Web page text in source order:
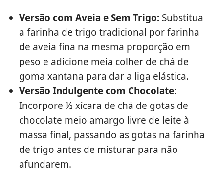
Versão com Aveia e Sem Trigo: Substitua
a farinha de trigo tradicional por farinha
de aveia fina na mesma proporção em
peso e adicione meia colher de chá de
goma xantana para dar a liga elástica.
Versão Indulgente com Chocolate:
Incorpore ½ xícara de chá de gotas de
chocolate meio amargo livre de leite à
massa final, passando as gotas na farinha
de trigo antes de misturar para não
afundarem.